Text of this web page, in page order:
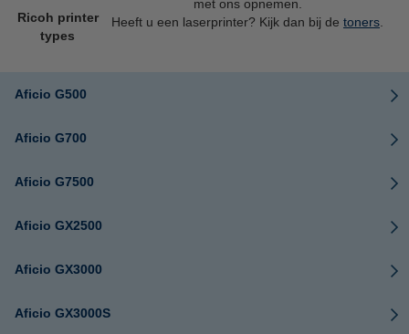
Ricoh printer
types
met ons opnemen.
Heeft u een laserprinter? Kijk dan bij de toners
Aficio G500
Aficio G700
Aficio G7500
Aficio GX2500
Aficio GX3000
Aficio GX3000S